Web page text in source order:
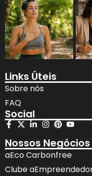
Links Úteis
Sobre nós
FAQ
Social
Nossos Negócios
aEco Carbonfree
Clube